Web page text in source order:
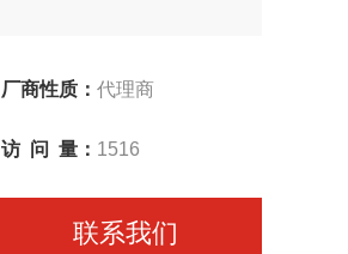
厂商性质： 代理商
访 问 量： 1516
联系我们